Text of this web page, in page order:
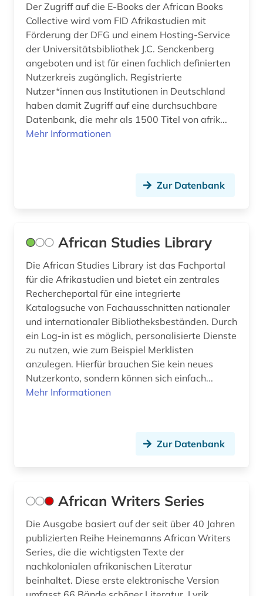
chinesisch (13)
christentum (1)
cloudbasiert (1)
comic (3)
computerlinguistik (3)
das wunderbare (1)
datenanalyse (2)
demotisch (1)
der sturm (1)
design (4)
deutsch (57)
deutsches sprachgebiet (9)
deutschland (14)
deutschland vereinigung sprache
kommunikation bibliographie (1)
dialekt (6)
Der Zugriff auf die E-Books der African Books
Collective wird vom FID Afrikastudien mit
Förderung der DFG und einem Hosting-Service
der Universitätsbibliothek J.C. Senckenberg
angeboten und ist für einen fachlich definierten
Nutzerkreis zugänglich. Registrierte
Nutzer*innen aus Institutionen in Deutschland
haben damit Zugriff auf eine durchsuchbare
Datenbank, die mehr als 1500 Titel von afrik...
Mehr Informationen
Zur Datenbank
African Studies Library
Die African Studies Library ist das Fachportal
für die Afrikastudien und bietet ein zentrales
Rechercheportal für eine integrierte
Katalogsuche von Fachausschnitten nationaler
und internationaler Bibliotheksbeständen. Durch
ein Log-in ist es möglich, personalisierte Dienste
zu nutzen, wie zum Beispiel Merklisten
anzulegen. Hierfür brauchen Sie kein neues
Nutzerkonto, sondern können sich einfach...
Mehr Informationen
Zur Datenbank
African Writers Series
Die Ausgabe basiert auf der seit über 40 Jahren
publizierten Reihe Heinemanns African Writers
Series, die die wichtigsten Texte der
nachkolonialen afrikanischen Literatur
beinhaltet. Diese erste elektronische Version